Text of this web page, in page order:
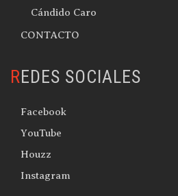
Cándido Caro
CONTACTO
REDES SOCIALES
Facebook
YouTube
Houzz
Instagram